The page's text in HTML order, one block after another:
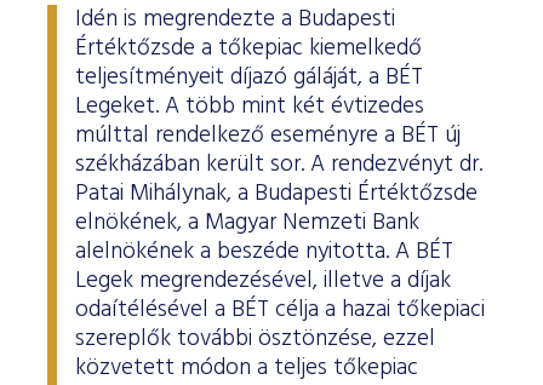
Idén is megrendezte a Budapesti
Értéktőzsde a tőkepiac kiemelkedő
teljesítményeit díjazó gáláját, a BÉT
Legeket. A több mint két évtizedes
múlttal rendelkező eseményre a BÉT új
székházában került sor. A rendezvényt dr.
Patai Mihálynak, a Budapesti Értéktőzsde
elnökének, a Magyar Nemzeti Bank
alelnökének a beszéde nyitotta. A BÉT
Legek megrendezésével, illetve a díjak
odaítélésével a BÉT célja a hazai tőkepiaci
szereplők további ösztönzése, ezzel
közvetett módon a teljes tőkepiac